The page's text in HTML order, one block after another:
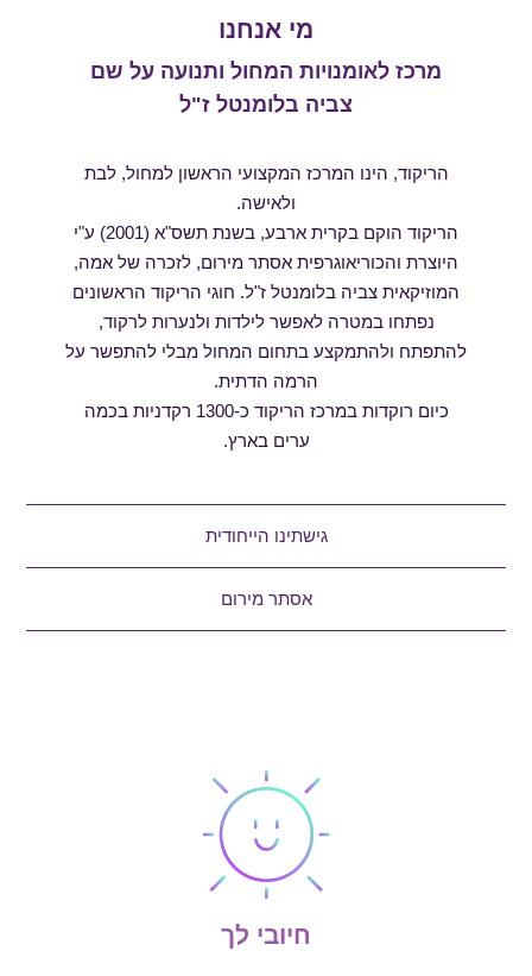
מי אנחנו
מרכז לאומנויות המחול ותנועה על שם
צביה בלומנטל ז"ל
הריקוד, הינו המרכז המקצועי הראשון למחול, לבת
ולאישה.
הריקוד הוקם בקרית ארבע, בשנת תשס"א (2001) ע"י
היוצרת והכוריאוגרפית אסתר מירום, לזכרה של אמה,
המוזיקאית צביה בלומנטל ז"ל. חוגי הריקוד הראשונים
נפתחו במטרה לאפשר לילדות ולנערות לרקוד,
להתפתח ולהתמקצע בתחום המחול מבלי להתפשר על
הרמה הדתית.
כיום רוקדות במרכז הריקוד כ-1300 רקדניות בכמה
ערים בארץ.
גישתינו הייחודית
אסתר מירום
חיובי לך